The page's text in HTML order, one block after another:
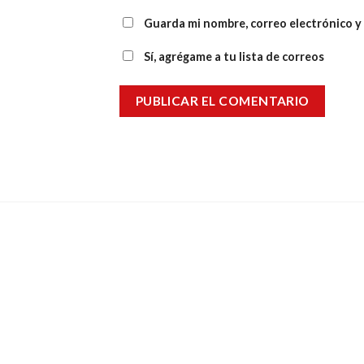
Guarda mi nombre, correo electrónico
Sí, agrégame a tu lista de correos